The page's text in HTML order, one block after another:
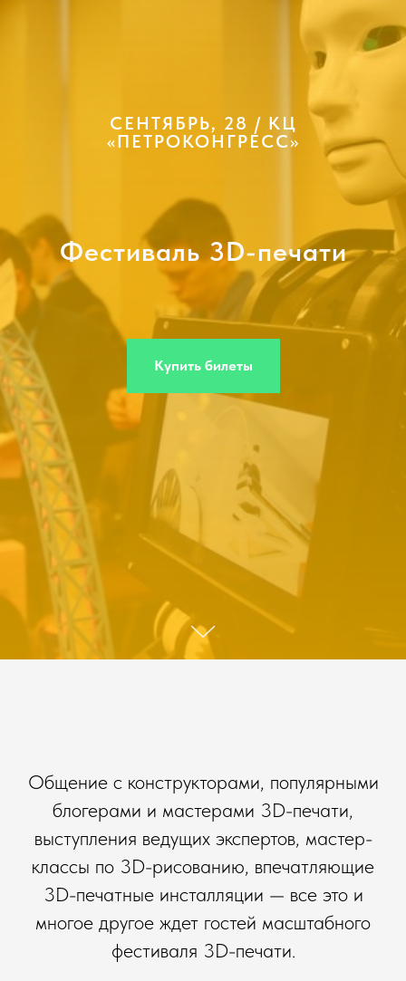
СЕНТЯБРЬ, 28 / КЦ
«ПЕТРОКОНГРЕСС»
Фестиваль 3D-печати
Купить билеты
Общение с конструкторами, популярными
блогерами и мастерами 3D-печати,
выступления ведущих экспертов, мастер-
классы по 3D-рисованию, впечатляющие
3D-печатные инсталляции — все это и
многое другое ждет гостей масштабного
фестиваля 3D-печати.